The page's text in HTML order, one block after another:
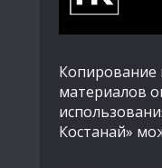
Копирование
материалов
Костанай»